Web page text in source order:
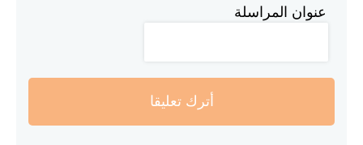
عنوان المراسلة
أترك تعليقا